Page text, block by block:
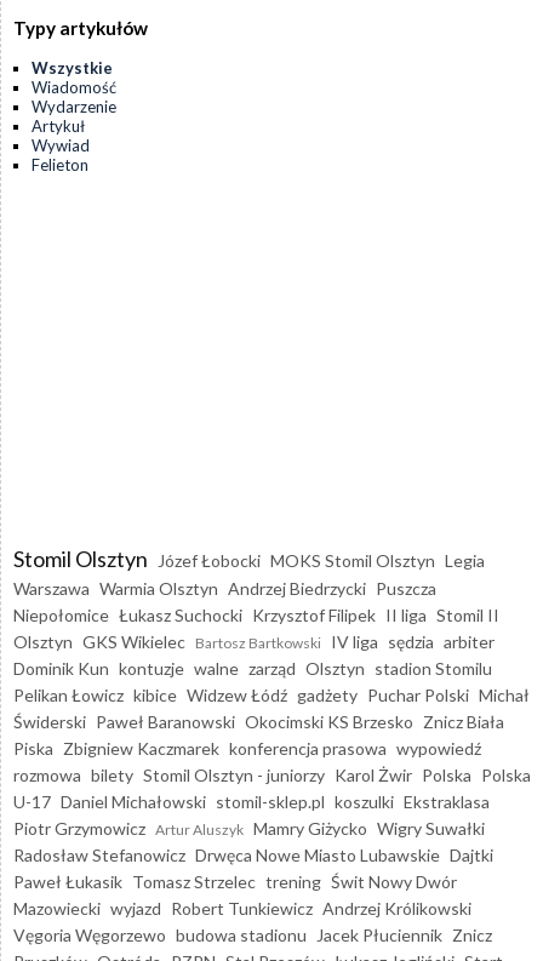
Typy artykułów
Wszystkie
Wiadomość
Wydarzenie
Artykuł
Wywiad
Felieton
Stomil Olsztyn Józef Łobocki MOKS Stomil Olsztyn Legia
Warszawa Warmia Olsztyn Andrzej Biedrzycki Puszcza
Niepołomice Łukasz Suchocki Krzysztof Filipek II liga Stomil II
Olsztyn GKS Wikielec Bartosz Bartkowski IV liga sędzia arbiter
Dominik Kun kontuzje walne zarząd Olsztyn stadion Stomilu
Pelikan Łowicz kibice Widzew Łódź gadżety Puchar Polski Michał
Świderski Paweł Baranowski Okocimski KS Brzesko Znicz Biała
Piska Zbigniew Kaczmarek konferencja prasowa wypowiedź
rozmowa bilety Stomil Olsztyn - juniorzy Karol Żwir Polska Polska
U-17 Daniel Michałowski stomil-sklep.pl koszulki Ekstraklasa
Piotr Grzymowicz Artur Aluszyk Mamry Giżycko Wigry Suwałki
Radosław Stefanowicz Drwęca Nowe Miasto Lubawskie Dajtki
Paweł Łukasik Tomasz Strzelec trening Świt Nowy Dwór
Mazowiecki wyjazd Robert Tunkiewicz Andrzej Królikowski
Vęgoria Węgorzewo budowa stadionu Jacek Płuciennik Znicz